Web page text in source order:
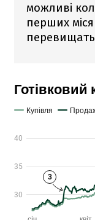
можливі
перших